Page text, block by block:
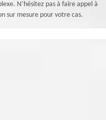
N’hésitez pas à faire appel à
sur mesure pour votre cas.